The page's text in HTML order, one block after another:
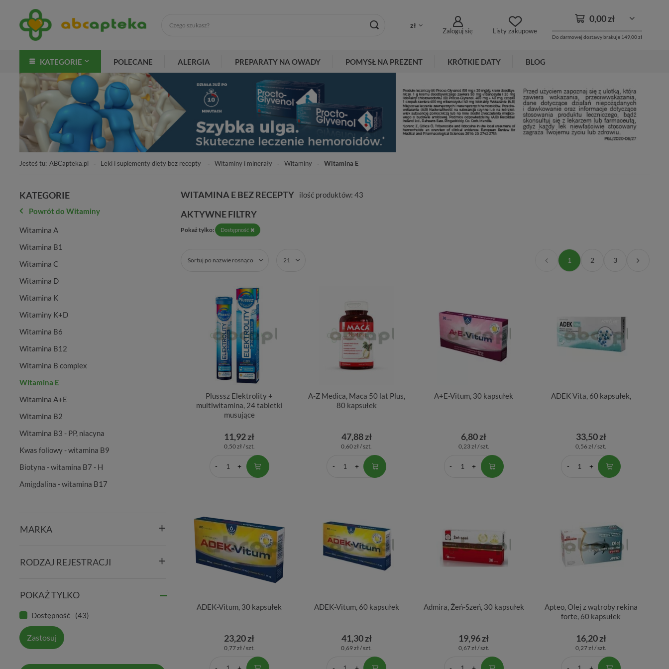
zł
Zaloguj się Listy zakupowe
0,00 zł
Do darmowej dostawy brakuje 149,00 zł
KATEGORIE POLECANE ALERGIA PREPARATY NA OWADY POMYSŁ NA PREZENT KRÓTKIE DATY BLOG
Jesteś tu: ABCapteka.pl Leki i suplementy diety bez recepty Witaminy i minerały Witaminy Witamina E
KATEGORIE
Powrót do Witaminy
Witamina A
Witamina B1
Witamina C
Witamina D
Witamina K
Witaminy K+D
Witamina B6
Witamina B12
Witamina B complex
Witamina E
Witamina A+E
Witamina B2
Witamina B3 - PP, niacyna
Kwas foliowy - witamina B9
Biotyna - witamina B7 - H
Amigdalina - witamina B17
MARKA
RODZAJ REJESTRACJI
POKAŻ TYLKO
Dostępność 43
Zastosuj
WITAMINA E BEZ RECEPTY ilość produktów: 43
AKTYWNE FILTRY
Pokaż tylko: Dostępność
Sortuj po nazwie rosnąco 21 1 2 3
Plusssz Elektrolity +
multiwitamina, 24 tabletki
musujące
11,92 zł
0,50 zł / szt.
A-Z Medica, Maca 50 lat Plus,
80 kapsułek
47,88 zł
0,60 zł / szt.
A+E-Vitum, 30 kapsułek
6,80 zł
0,23 zł / szt.
ADEK Vita, 60 kapsułek,
33,50 zł
0,56 zł / szt.
ADEK-Vitum, 30 kapsułek
23,20 zł
0,77 zł / szt.
ADEK-Vitum, 60 kapsułek
41,30 zł
0,69 zł / szt.
Admira, Żeń-Szeń, 30 kapsułek
19,96 zł
0,67 zł / szt.
Apteo, Olej z wątroby rekina
forte, 60 kapsułek
16,20 zł
0,27 zł / szt.